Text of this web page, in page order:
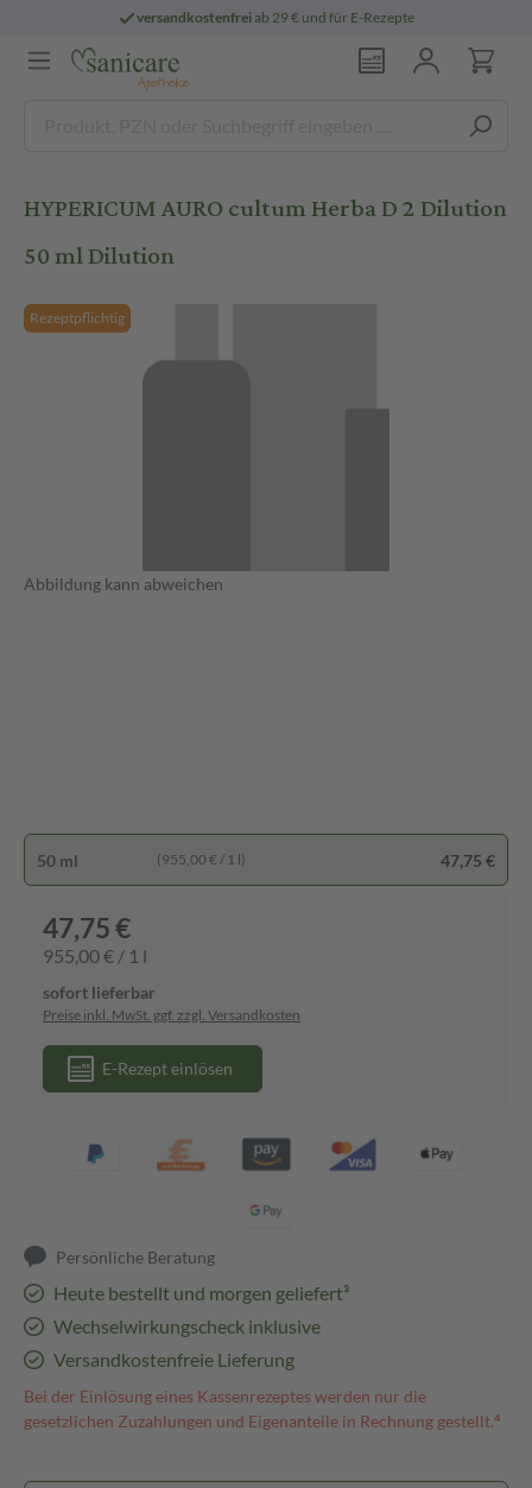
versandkostenfreiab 29 € und für E-Rezepte
HYPERICUM AURO cultum Herba D 2 Dilution
50 ml Dilution
Rezeptpflichtig
Abbildung kann abweichen
50 ml (955,00 € / 1 l) 47,75 €
47,75 €
955,00 € / 1 l
sofort lieferbar
Preise inkl. MwSt. ggf. zzgl. Versandkosten
E-Rezept einlösen
Persönliche Beratung
Heute bestellt und morgen geliefert³
Wechselwirkungscheck inklusive
Versandkostenfreie Lieferung
Bei der Einlösung eines Kassenrezeptes werden nur die
gesetzlichen Zuzahlungen und Eigenanteile in Rechnung gestellt.⁴